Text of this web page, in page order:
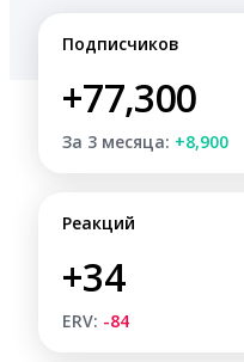
Подписчиков
+77,300
За 3 месяца: +8,900
Реакций
+34
ERV: -84